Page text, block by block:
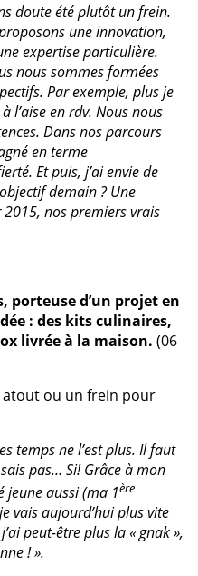
doute été plutôt un frein.
une innovation,
expertise particulière.
nous sommes formées
Par exemple, plus je
l’aise en rdv. Nous nous
Dans nos parcours
en terme
Et puis, j’ai envie de
demain ? Une
nos premiers vrais
porteuse d’un projet en
: des kits culinaires,
livrée à la maison. (06
atout ou un frein pour
temps ne l’est plus. Il faut
pas… Si! Grâce à mon
jeune aussi (ma 1ère
vais aujourd’hui plus vite
peut-être plus la « gnak »,
! ».